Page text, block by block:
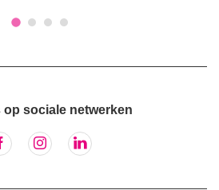
op sociale netwerken